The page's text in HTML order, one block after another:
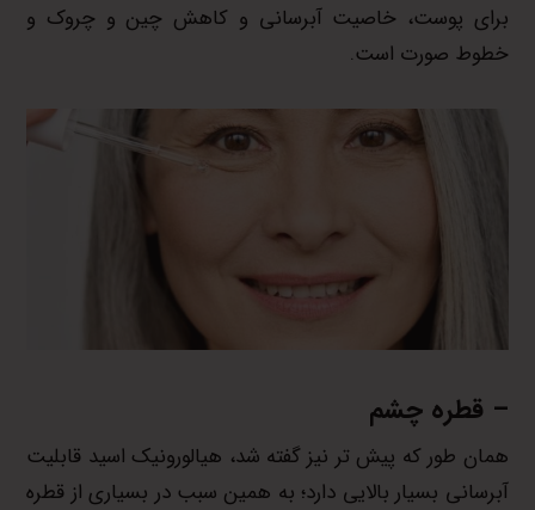
برای پوست، خاصیت آبرسانی و کاهش چین و چروک و
خطوط صورت است.
– قطره چشم
همان طور که پیش تر نیز گفته شد، هیالورونیک اسید قابلیت
آبرسانی بسیار بالایی دارد؛ به همین سبب در بسیاری از قطره